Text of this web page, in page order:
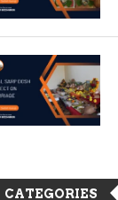
CATEGORIES